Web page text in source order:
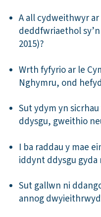
A all cydweithwyr
deddfwriaethol
2015)?
Wrth fyfyrio ar le
Nghymru, ond
Sut ydym yn
ddysgu, gweithio
I ba raddau y mae
iddynt ddysgu
Sut gallwn ni
annog